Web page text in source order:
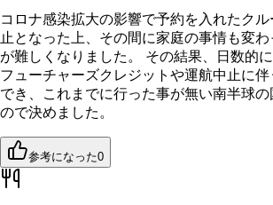
コロナ感染拡大の影響で予約を入れたク
止となった上、その間に家庭の事情も変
が難しくなりました。 その結果、日数的
フューチャーズクレジットや運航中止に
でき、これまでに行った事が無い南半球
ので決めました。
参考になった0